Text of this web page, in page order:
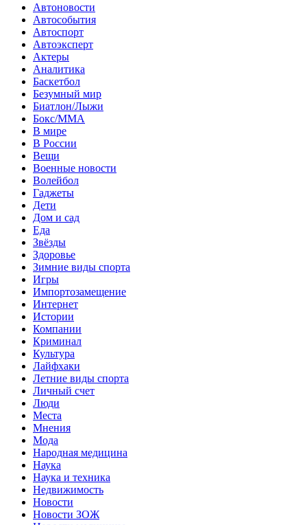
Автоновости
Автособытия
Автоспорт
Автоэксперт
Актеры
Аналитика
Баскетбол
Безумный мир
Биатлон/Лыжи
Бокс/MMA
В мире
В России
Вещи
Военные новости
Волейбол
Гаджеты
Дети
Дом и сад
Еда
Звёзды
Здоровье
Зимние виды спорта
Игры
Импортозамещение
Интернет
Истории
Компании
Криминал
Культура
Лайфхаки
Летние виды спорта
Личный счет
Люди
Места
Мнения
Мода
Народная медицина
Наука
Наука и техника
Недвижимость
Новости
Новости ЗОЖ